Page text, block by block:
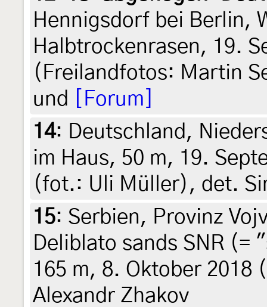
Hennigsdorf bei Berlin,
Halbtrockenrasen, 19.
(Freilandfotos: Martin
und
[Forum]
14: Deutschland,
im Haus, 50 m, 19.
(fot.: Uli Müller), det.
15: Serbien, Provinz
Deliblato sands SNR
165 m, 8. Oktober
Alexandr Zhakov